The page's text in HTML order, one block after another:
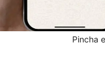
Pincha